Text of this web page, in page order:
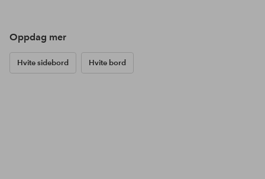
Oppdag mer
Hvite sidebord Hvite bord